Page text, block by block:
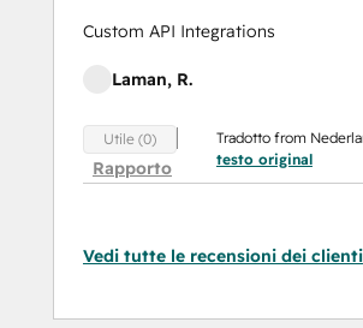
Custom API Integrations
Laman, R.
Utile (0)
Rapporto
Tradotto from
testo original
Vedi tutte le recensioni dei clienti